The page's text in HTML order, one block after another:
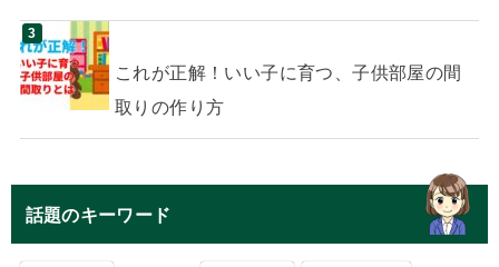
これが正解！いい子に育つ、子供部屋の間
取りの作り方
話題のキーワード